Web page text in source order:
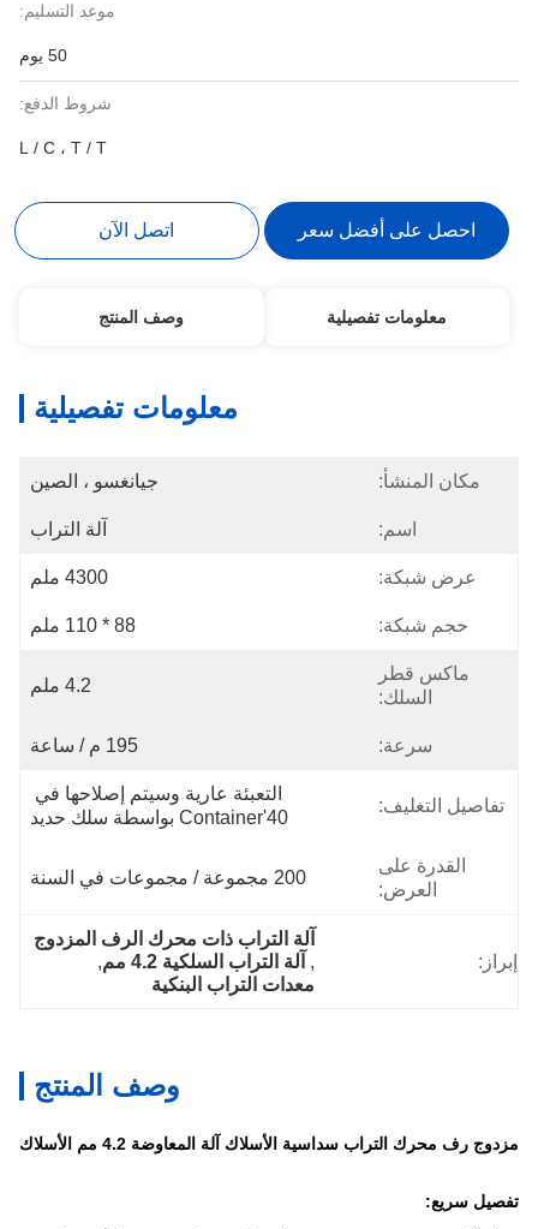
موعد التسليم:
50 يوم
شروط الدفع:
L / C ، T / T
احصل على أفضل سعر اتصل الآن
معلومات تفصيلية وصف المنتج
معلومات تفصيلية
مكان المنشأ: جيانغسو ، الصين
اسم: آلة التراب
عرض شبكة: 4300 ملم
حجم شبكة: 88 * 110 ملم
ماكس قطر
السلك:
4.2 ملم
سرعة: 195 م / ساعة
تفاصيل التغليف:
40'container بواسطة سلك حديد
القدرة على
العرض:
200 مجموعة / مجموعات في السنة
إبراز:
آلة التراب ذات محرك الرف المزدوج
, آلة التراب السلكية 4.2 مم
,
معدات التراب البنكية
وصف المنتج
مزدوج رف محرك التراب سداسية الأسلاك آلة المعاوضة 4.2 مم الأسلاك
تفصيل سريع: